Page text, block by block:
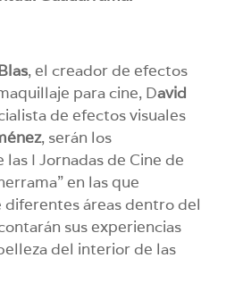
, el creador de efectos
para cine, David
de efectos visuales
, serán los
I Jornadas de Cine de
en las que
diferentes áreas dentro del
sus experiencias
del interior de las